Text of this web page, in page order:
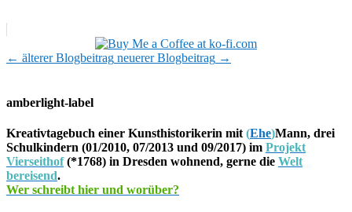
← älterer Blogbeitrag neuerer Blogbeitrag →
amberlight-label
Kreativtagebuch einer Kunsthistorikerin mit (Ehe)Mann, drei
Schulkindern (01/2010, 07/2013 und 09/2017) im Projekt
Vierseithof(*1768) in Dresden wohnend, gerne die Welt
bereisend.
Wer schreibt hier und worüber?